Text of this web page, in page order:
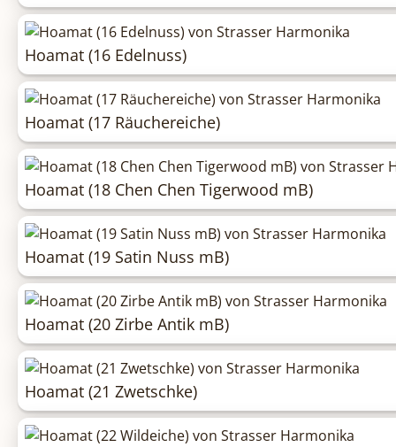
Hoamat (16 Edelnuss)
Hoamat (17 Räuchereiche)
Hoamat (18 Chen Chen Tigerwood mB)
Hoamat (19 Satin Nuss mB)
Hoamat (20 Zirbe Antik mB)
Hoamat (21 Zwetschke)